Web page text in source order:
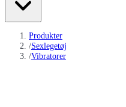
Produkter
/Sexlegetøj
/Vibratorer